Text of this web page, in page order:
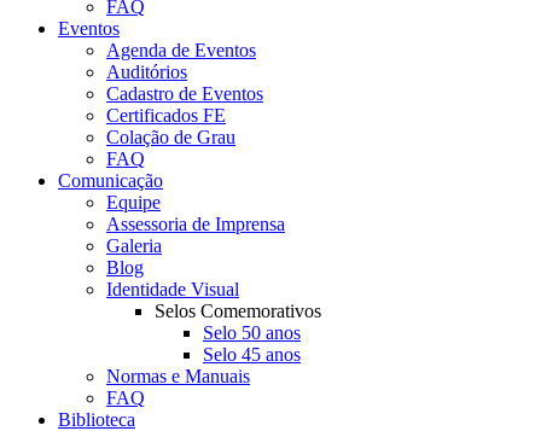
FAQ
Eventos
Agenda de Eventos
Auditórios
Cadastro de Eventos
Certificados FE
Colação de Grau
FAQ
Comunicação
Equipe
Assessoria de Imprensa
Galeria
Blog
Identidade Visual
Selos Comemorativos
Selo 50 anos
Selo 45 anos
Normas e Manuais
FAQ
Biblioteca